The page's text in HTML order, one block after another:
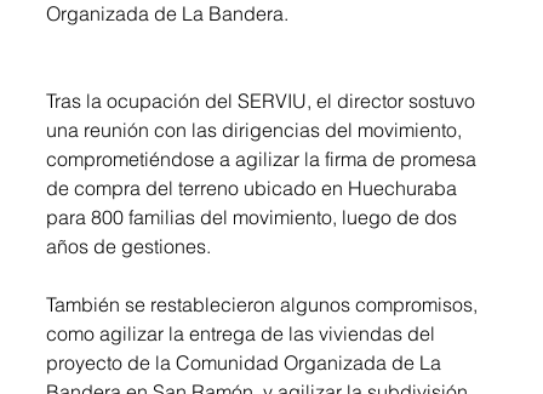
Organizada de La Bandera.
Tras la ocupación del SERVIU, el director sostuvo
una reunión con las dirigencias del movimiento,
comprometiéndose a agilizar la firma de promesa
de compra del terreno ubicado en Huechuraba
para 800 familias del movimiento, luego de dos
años de gestiones.
También se restablecieron algunos compromisos,
como agilizar la entrega de las viviendas del
proyecto de la Comunidad Organizada de La